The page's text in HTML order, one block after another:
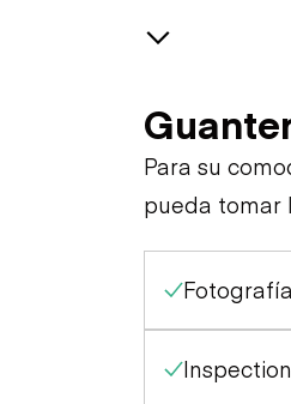
Para su
pueda tomar